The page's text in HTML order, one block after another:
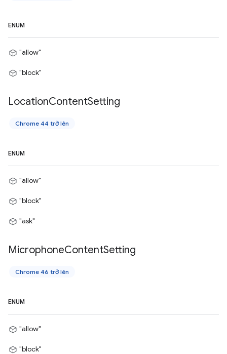
ENUM
"allow"
"block"
LocationContentSetting
Chrome 44 trở lên
ENUM
"allow"
"block"
"ask"
MicrophoneContentSetting
Chrome 46 trở lên
ENUM
"allow"
"block"